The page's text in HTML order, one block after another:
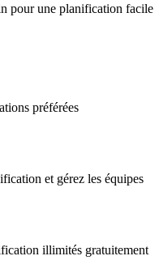
pour une planification facile
préférées
et gérez les équipes
illimités gratuitement